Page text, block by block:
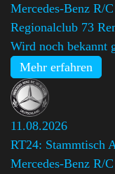
Mercedes-Benz R/
Regionalclub 73
Wird noch bekannt
Mehr erfahren
11.08.2026
RT24: Stammtisch
Mercedes-Benz R/